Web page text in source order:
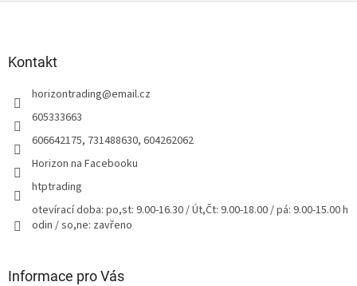
Kontakt
horizontrading@email.cz
605333663
606642175, 731488630, 604262062
Horizon na Facebooku
htptrading
otevírací doba: po,st: 9.00-16.30 / Út,Čt: 9.00-18.00 / pá: 9.00-15.00 h
odin / so,ne: zavřeno
Informace pro Vás